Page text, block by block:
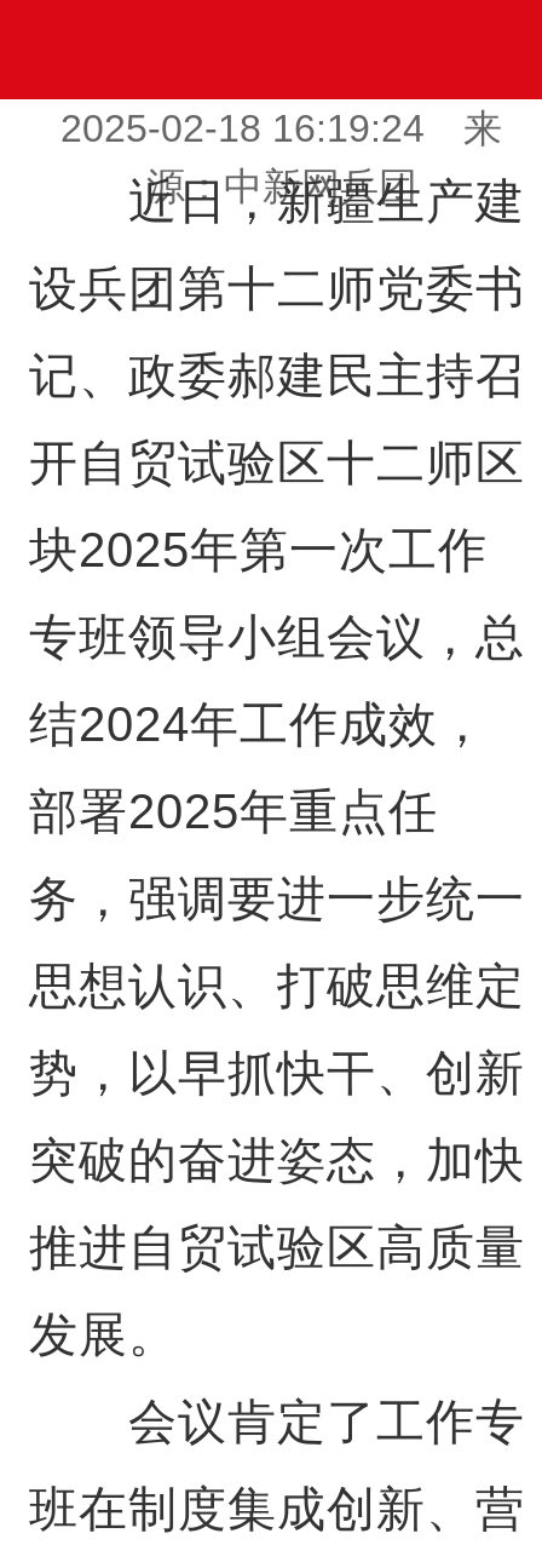
2025-02-18 16:19:24 来
源：中新网兵团
近日，新疆生产建
设兵团第十二师党委书
记、政委郝建民主持召
开自贸试验区十二师区
块2025年第一次工作
专班领导小组会议，总
结2024年工作成效，
部署2025年重点任
务，强调要进一步统一
思想认识、打破思维定
势，以早抓快干、创新
突破的奋进姿态，加快
推进自贸试验区高质量
发展。
会议肯定了工作专
班在制度集成创新、营